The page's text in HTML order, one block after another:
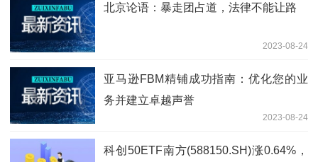
北京论语：暴走团占道，法律不能让路
2023-08-24
亚马逊FBM精铺成功指南：优化您的业
务并建立卓越声誉
2023-08-24
科创50ETF南方(588150.SH)涨0.64%，